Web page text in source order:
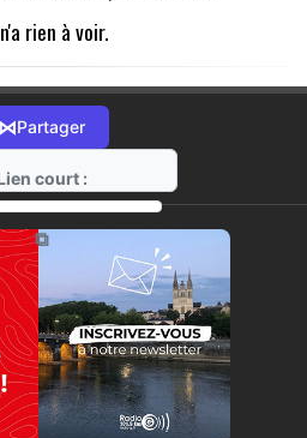
rien à voir.
⋈Partager
court :
https://radio-g.fr?6342
⧉